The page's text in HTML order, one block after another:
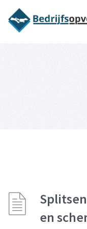
en
bedrijfsopvolging
juridisch